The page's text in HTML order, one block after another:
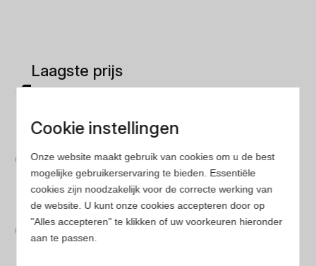
Laagste prijs
Gemakkelijk zoeken
Op onze website vind je eenvoudig je favoriete
parfum met onze geavanceerde zoekfilters
Bespaar tijd en geld
Wij hebben alle prijzen voor je verzameld zodat jij
Cookie instellingen
Onze website maakt gebruik van cookies om u de best
mogelijke gebruikerservaring te bieden. Essentiële
cookies zijn noodzakelijk voor de correcte werking van
de website. U kunt onze cookies accepteren door op
"Alles accepteren" te klikken of uw voorkeuren hieronder
aan te passen.